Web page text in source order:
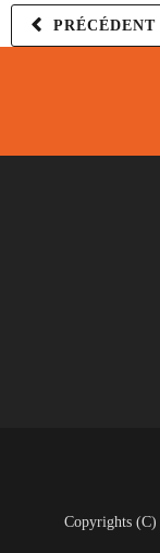
PRÉCÉDENT
Copyrights